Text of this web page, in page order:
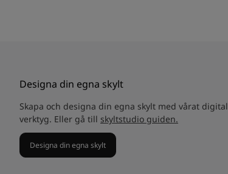
Designa din egna skylt
Skapa och designa din egna skylt med vårat digital
verktyg. Eller gå till skyltstudio guiden.
Designa din egna skylt